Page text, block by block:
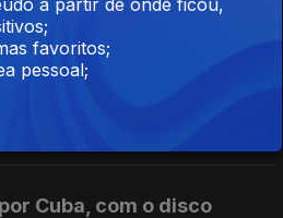
Big Band com o seu
Feeling". A mescla entre
Cuba, com o disco
a partir de onde ficou,
favoritos;
pessoal;